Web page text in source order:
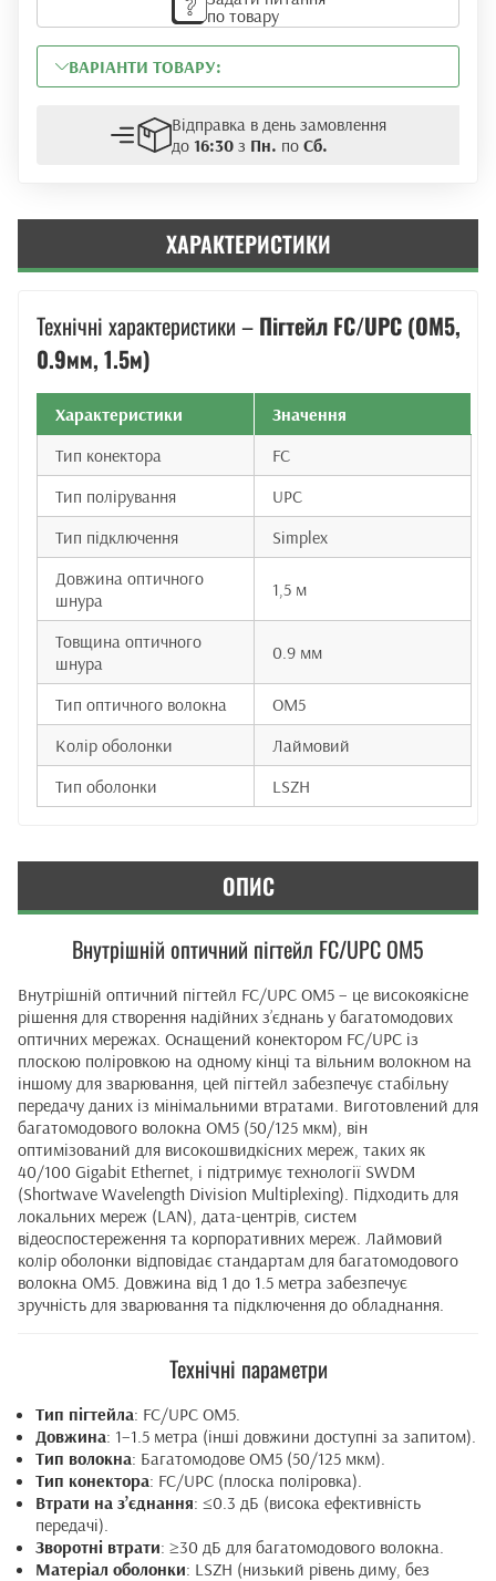
по товару
ВАРІАНТИ ТОВАРУ:
Відправка в день замовлення
до 16:30з Пн. по Сб.
ХАРАКТЕРИСТИКИ
Технічні характеристики – Пігтейл FC/UPC (OM5,
0.9мм, 1.5м)
Характеристики
Значення
Тип конектора
FC
Тип полірування
UPC
Тип підключення
Simplex
Довжина оптичного
шнура
1,5 м
Товщина оптичного
шнура
0.9 мм
Тип оптичного волокна
OM5
Колір оболонки
Лаймовий
Тип оболонки
LSZH
ОПИС
Внутрішній оптичний пігтейл FC/UPC OM5
Внутрішній оптичний пігтейл FC/UPC OM5 – це високоякісне
рішення для створення надійних з’єднань у багатомодових
оптичних мережах. Оснащений конектором FC/UPC із
плоскою поліровкою на одному кінці та вільним волокном на
іншому для зварювання, цей пігтейл забезпечує стабільну
передачу даних із мінімальними втратами. Виготовлений для
багатомодового волокна OM5 (50/125 мкм), він
оптимізований для високошвидкісних мереж, таких як
40/100 Gigabit Ethernet, і підтримує технології SWDM
(Shortwave Wavelength Division Multiplexing). Підходить для
локальних мереж (LAN), дата-центрів, систем
відеоспостереження та корпоративних мереж. Лаймовий
колір оболонки відповідає стандартам для багатомодового
волокна OM5. Довжина від 1 до 1.5 метра забезпечує
зручність для зварювання та підключення до обладнання.
Технічні параметри
Тип пігтейла: FC/UPC OM5.
Довжина: 1–1.5 метра (інші довжини доступні за запитом).
Тип волокна: Багатомодове OM5 (50/125 мкм).
Тип конектора: FC/UPC (плоска поліровка).
Втрати на з’єднання: ≤0.3 дБ (висока ефективність
передачі).
Зворотні втрати: ≥30 дБ для багатомодового волокна.
Матеріал оболонки: LSZH (низький рівень диму, без